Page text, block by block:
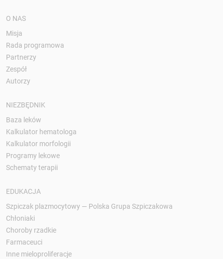
O NAS
Misja
Rada programowa
Partnerzy
Zespół
Autorzy
NIEZBĘDNIK
Baza leków
Kalkulator hematologa
Kalkulator morfologii
Programy lekowe
Schematy terapii
EDUKACJA
Szpiczak plazmocytowy — Polska Grupa Szpiczakowa
Chłoniaki
Choroby rzadkie
Farmaceuci
Inne mieloproliferacje